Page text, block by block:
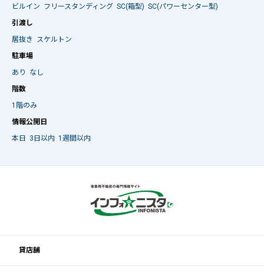
ビルイン フリースタンディング SC(箱型) SC(パワーセンター型)
引渡し
居抜き
スケルトン
駐車場
あり
なし
階数
1階のみ
情報公開日
本日
3日以内 1週間以内
貸店舗